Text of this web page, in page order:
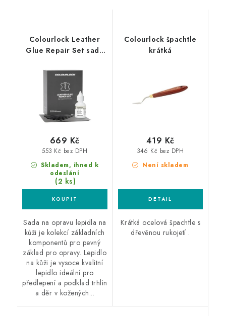
Colourlock Leather
Glue Repair Set sada
Skladem, ihned k
odeslání
(2 ks)
553 Kč bez DPH
669 Kč
Sada na opravu lepidla na
kůži je kolekcí základních
komponentů pro pevný
základ pro opravy. Lepidlo
na kůži je vysoce kvalitní
lepidlo ideální pro
předlepení a podklad trhlin
a děr v kožených...
Colourlock špachtle
krátká
Není skladem
346 Kč bez DPH
419 Kč
Krátká ocelová špachtle s
dřevěnou rukojetí .